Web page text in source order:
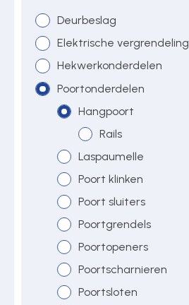
Toegangsverlening
Voedingen
Contact
Deurbeslag
Elektrische vergrendeling
Hekwerkonderdelen
Poortonderdelen
Hangpoort
Rails
Laspaumelle
Poort klinken
Poort sluiters
Poortgrendels
Poortopeners
Poortscharnieren
Poortsloten